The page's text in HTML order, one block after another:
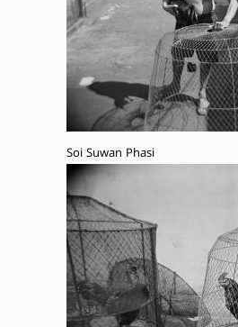
Soi Suwan Phasi